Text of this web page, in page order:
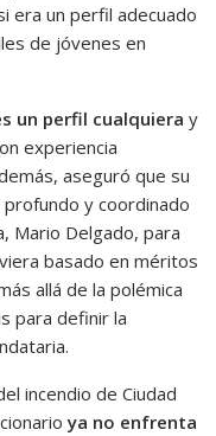
era un perfil adecuado
de jóvenes en
un perfil cualquiera y
experiencia
aseguró que su
y coordinado
Mario Delgado, para
basado en méritos
allá de la polémica
para definir la
incendio de Ciudad
ya no enfrenta